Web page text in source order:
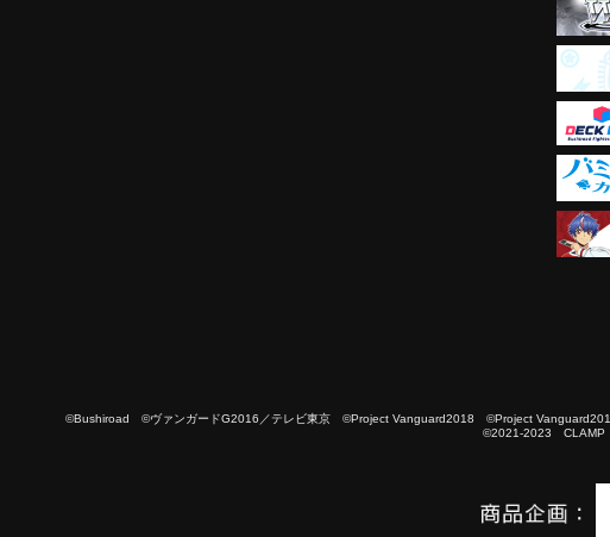
©Bushiroad ©ヴァンガードG2016／テレビ東京 ©Project Vanguard2018 ©Project
©2021-2023 CLAMP